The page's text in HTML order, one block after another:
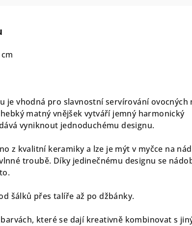
je vhodná pro slavnostní servírování ovocných
matný vnějšek vytváří jemný harmonický
vyniknout jednoduchému designu.
z kvalitní keramiky a lze je mýt v myčce na
troubě. Díky jedinečnému designu se
šálků přes talíře až po džbánky.
které se dají kreativně kombinovat s